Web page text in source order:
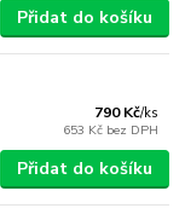
Přidat do košíku
790 Kč/ks
653 Kč bez DPH
Přidat do košíku